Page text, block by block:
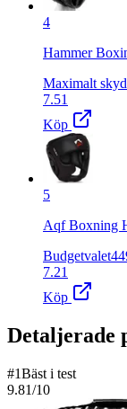
4
Hammer
Maximalt
7.51
Köp
5
Aqf Boxning
Budgetvalet
7.21
Köp
Detaljerade
#1Bäst i test
9.81/10